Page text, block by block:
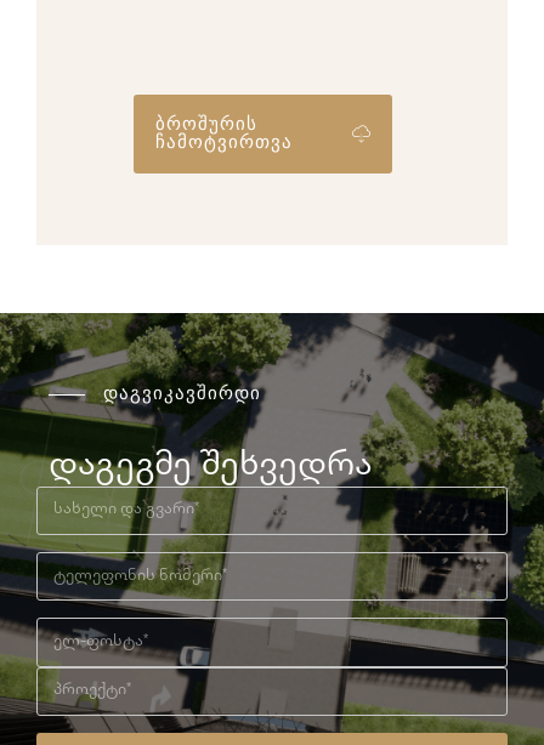
ბროშურის
ჩამოტვირთვა
დაგვიკავშირდი
დაგეგმე შეხვედრა